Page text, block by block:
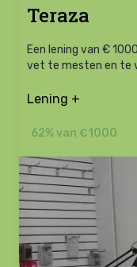
Teraza
Een lening van €
vet te mesten en te
Lening +
62% van €1000